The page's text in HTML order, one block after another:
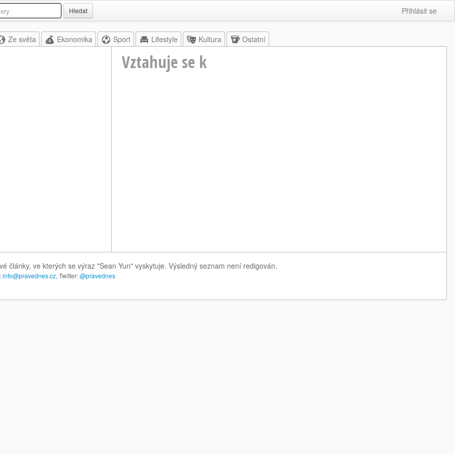
Hledat Přihlásit se
Ze světa Ekonomika Sport Lifestyle Kultura Ostatní
Vztahuje se k
články, ve kterých se výraz "Sean Yun" vyskytuje. Výsledný seznam není redigován.
info@pravednes.cz, Twitter:@pravednes